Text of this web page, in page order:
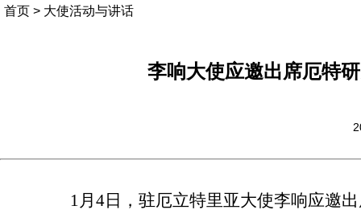
首页 > 大使活动与讲话
李响大使应邀出席厄特
1月4日，驻厄立特里亚大使李响应邀出